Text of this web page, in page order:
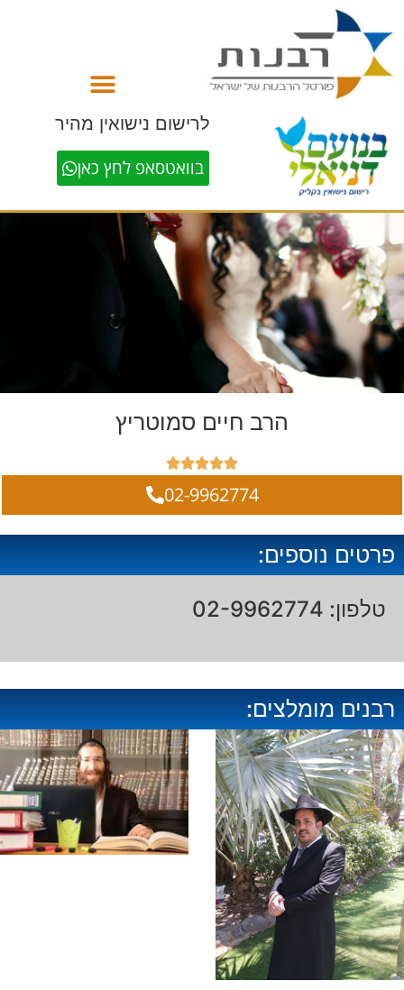
לרישום נישואין מהיר
בוואטסאפ לחץ כאן
הרב חיים סמוטריץ





02-9962774
פרטים נוספים:
טלפון: 02-9962774
רבנים מומלצים: